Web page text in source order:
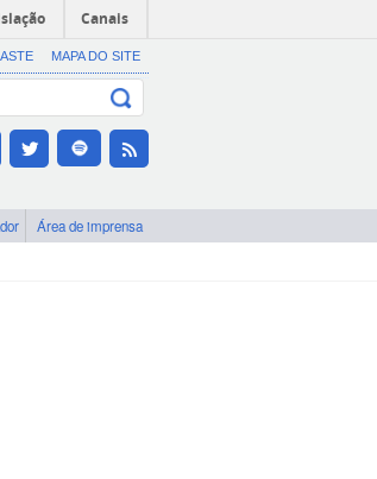
Canais
MAPA DO SITE
Área de imprensa